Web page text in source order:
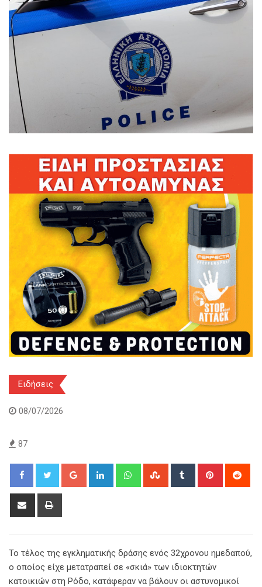
Ειδήσεις
08/07/2026
87
Google+ LinkedIn WhatsappStumbleUpon
Tumblr Pinterest
Share
Το τέλος της εγκληματικής δράσης ενός 32χρονου ημεδαπού,
ο οποίος είχε μετατραπεί σε «σκιά» των ιδιοκτητών
κατοικιών στη Ρόδο, κατάφεραν να βάλουν οι αστυνομικοί